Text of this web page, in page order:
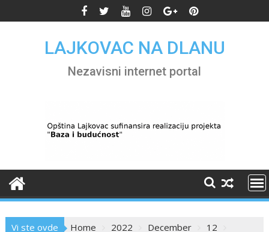
to
LAJKOVAC NA DLANU
Nezavisni internet portal
Vi ste ovde Home 2022 December
12